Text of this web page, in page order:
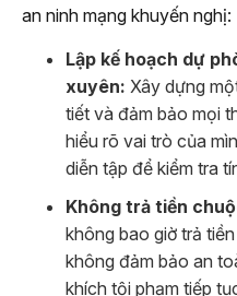
an ninh mạng khuyến nghị:
Lập kế hoạch dự
xuyên: Xây dựng
tiết và đảm bảo mọi
hiểu rõ vai trò của
diễn tập để kiểm tra
Không trả tiền
không bao giờ trả
không đảm bảo an
khích tội phạm tiếp